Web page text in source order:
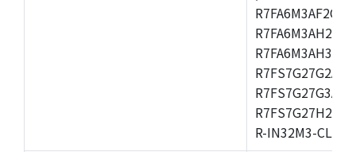
R-IN32M3-CL,R-